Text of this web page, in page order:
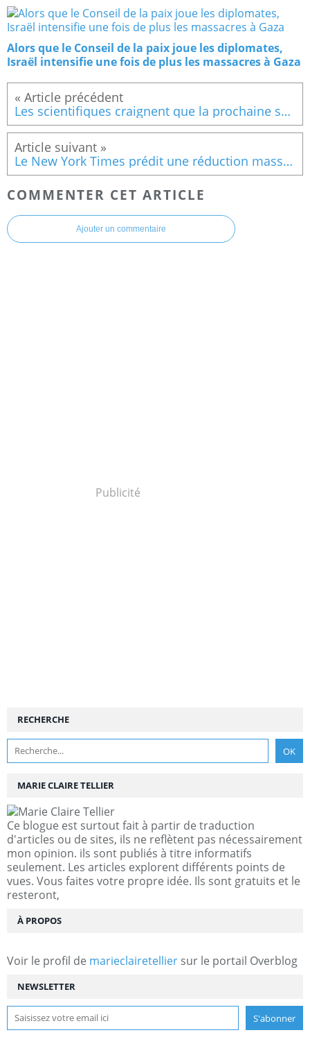
Alors que le Conseil de la paix joue les diplomates,
Israël intensifie une fois de plus les massacres à Gaza
Les scientifiques craignent que la prochaine saison de grippe ne soit un désastre
Le New York Times prédit une réduction massive de la population
COMMENTER CET ARTICLE
Ajouter un commentaire
Publicité
NEWSLETTER
RECHERCHE
MARIE CLAIRE TELLIER
Ce blogue est surtout fait à partir de traduction
d'articles ou de sites, ils ne reflètent pas nécessairement
mon opinion. ils sont publiés à titre informatifs
seulement. Les articles explorent différents points de
vues. Vous faites votre propre idée. Ils sont gratuits et le
resteront,
À PROPOS
Voir le profil de marieclairetellier sur le portail Overblog